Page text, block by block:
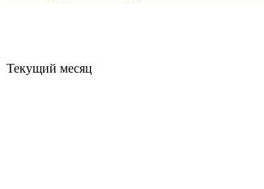
Текущий месяц